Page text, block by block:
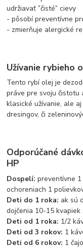
udržiavať ˮčistéˮ cievy
- pôsobí preventívne
- zmierňuje alergické
Užívanie rybieho
Tento rybí olej je
práve pre svoju
klasické užívanie, ale
dresingov, či
Odporúčané
HP
Dospelí: preventívne 1
ochoreniach 1
Deti do 1 roka: ak sú
dojčenia 10-15
Deti od 1 roka: 1/2
Deti od 3 rokov: 1
Deti od 6 rokov: 1